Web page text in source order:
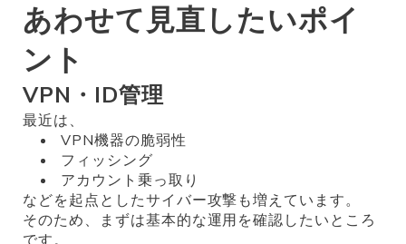
あわせて見直したいポイ
ント
VPN・ID管理
最近は、
VPN機器の脆弱性
フィッシング
アカウント乗っ取り
などを起点としたサイバー攻撃も増えています。
そのため、まずは基本的な運用を確認したいところ